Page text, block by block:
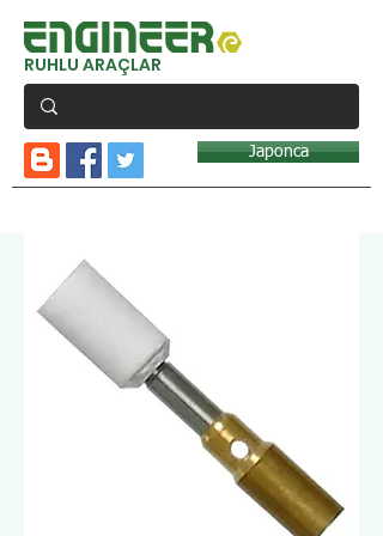
RUHLU ARAÇLAR
Japonca